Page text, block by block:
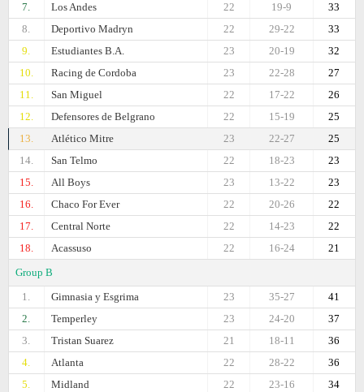
7.
Los Andes 33
19-9
22
8.
Deportivo Madryn 33
29-22
22
9.
Estudiantes B.A. 32
20-19
23
10.
Racing de Cordoba 27
22-28
23
11.
San Miguel 26
17-22
22
12.
Defensores de Belgrano 25
15-19
22
13.
Atlético Mitre 25
22-27
23
14.
San Telmo 23
18-23
22
15.
All Boys 23
13-22
23
16.
Chaco For Ever 22
20-26
22
17.
Central Norte 22
14-23
22
18.
Acassuso 21
16-24
22
Group B
1.
Gimnasia y Esgrima 41
35-27
23
2.
Temperley 37
24-20
23
3.
Tristan Suarez 36
18-11
21
4.
Atlanta 36
28-22
22
5.
Midland 34
23-16
22